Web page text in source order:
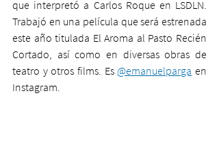
que interpretó a Carlos Roque en LSDLN.
Trabajó en una película que será estrenada
este año titulada El Aroma al Pasto Recién
Cortado, así como en diversas obras de
teatro y otros films. Es @emanuelparga en
Instagram.